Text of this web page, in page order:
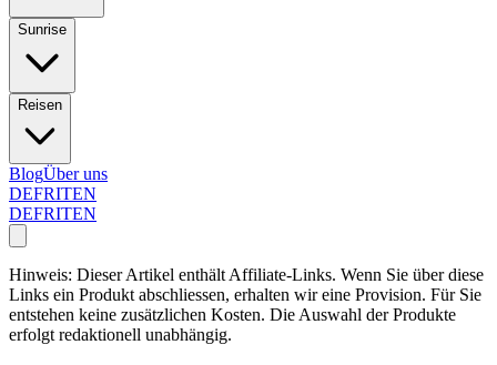
Sunrise
Reisen
BlogÜber uns
DEFRITEN
DEFRITEN
Hinweis: Dieser Artikel enthält Affiliate-Links. Wenn Sie über diese
Links ein Produkt abschliessen, erhalten wir eine Provision. Für Sie
entstehen keine zusätzlichen Kosten. Die Auswahl der Produkte
erfolgt redaktionell unabhängig.